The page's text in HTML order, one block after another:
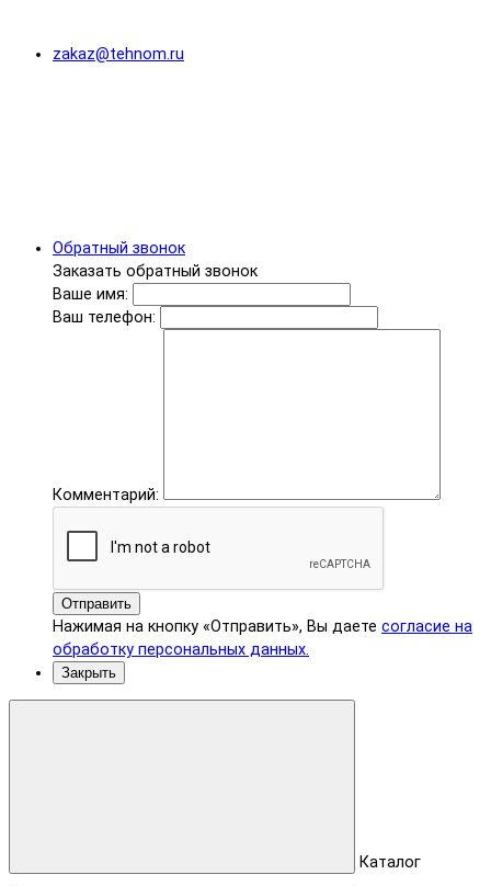
zakaz@tehnom.ru
Обратный звонок
Заказать обратный звонок
Ваше имя:
Ваш телефон:
Комментарий:
Отправить
Нажимая на кнопку «Отправить», Вы даете согласие на
обработку персональных данных.
Закрыть
Каталог